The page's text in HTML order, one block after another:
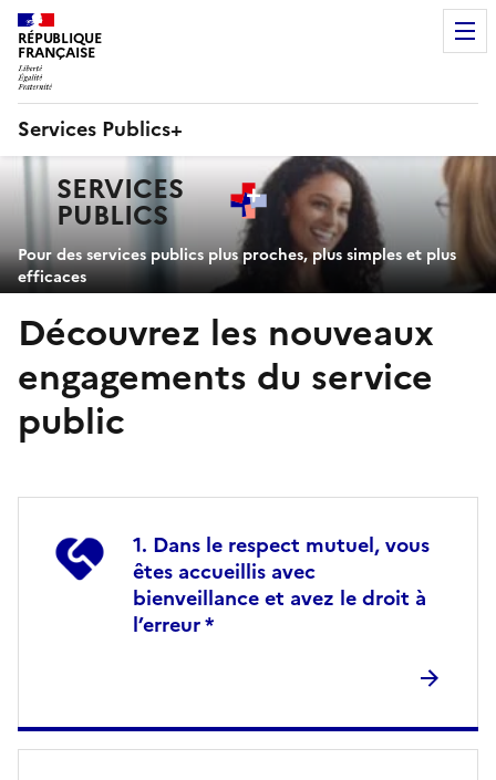
RÉPUBLIQUE
FRANÇAISE
Services Publics+
principaleSERVICES
PUBLICS+
Pour des services publics plus proches, plus simples et plus
efficaces
Découvrez les nouveaux
engagements du service
public
Dans le respect mutuel, vous
êtes accueillis avec
bienveillance et avez le droit à
l’erreur *